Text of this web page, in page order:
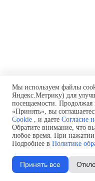
Мы используем файлы
Яндекс.Метрику) для
посещаемости. Продолжая
«Принять», вы
Cookie , и даете Согласие
Обратите внимание, что
любое время. При
Подробнее в Политике
Принять все